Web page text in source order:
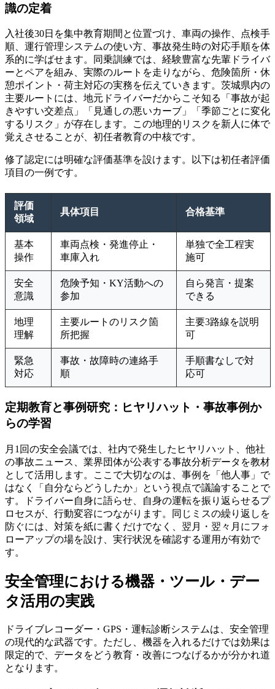
識の定着
入社後30日を集中教育期間と位置づけ、車両の操作、点検手
順、運行管理システムの使い方、事故発生時の対応手順を体
系的に学ばせます。同乗訓練では、経験豊富な先輩ドライバ
ーとペアを組み、実際のルートを走りながら、危険箇所・休
憩ポイント・荷主対応の実務を伝えていきます。茨城県内の
主要ルートには、地元ドライバーだからこそ知る「事故が起
きやすい交差点」「見通しの悪いカーブ」「季節ごとに変化
するリスク」が存在します。この地理的リスクを新人に体で
覚えさせることが、初任者教育の中核です。
修了認定には明確な評価基準を設けます。以下は初任者評価
項目の一例です。
評価
領域
具体項目 合格基準
基本
操作
車両点検・発進停止・
車庫入れ
単独で全工程実
施可
安全
意識
危険予知・KY活動への
参加
自ら発言・提案
できる
地理
理解
主要ルートのリスク箇
所把握
主要3路線を説明
可
緊急
対応
事故・故障時の連絡手
順
手順書なしで対
応可
定期教育と事例研究：ヒヤリハット・事故事例か
らの学習
月1回の安全会議では、社内で発生したヒヤリハット、他社
の事故ニュース、業界団体が公表する事故分析データを教材
として活用します。ここで大切なのは、事例を「他人事」で
はなく「自分ならどうしたか」という視点で議論することで
す。ドライバー自身に語らせ、自身の運転を振り返らせるプ
ロセスが、行動変容につながります。同じミスの繰り返しを
防ぐには、対策を紙に書くだけでなく、翌月・翌々月にフォ
ローアップの場を設け、実行状況を確認する運用が有効で
す。
安全管理における機器・ツール・デー
タ活用の実践
ドライブレコーダー・GPS・運転診断システムは、安全管理
の現代的な武器です。ただし、機器を入れるだけでは効果は
限定的で、データをどう教育・改善につなげるかが分かれ道
となります。